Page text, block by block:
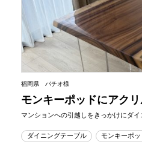
福岡県 バチオ様
モンキーポッドにアク
マンションへの引越しをきっかけにダ
ダイニングテーブル モンキーポッ